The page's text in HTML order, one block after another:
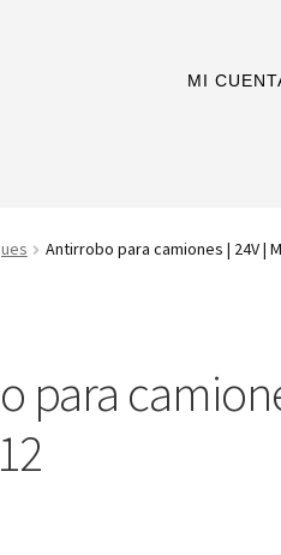
MI
Antirrobo para camiones | 24V |
para